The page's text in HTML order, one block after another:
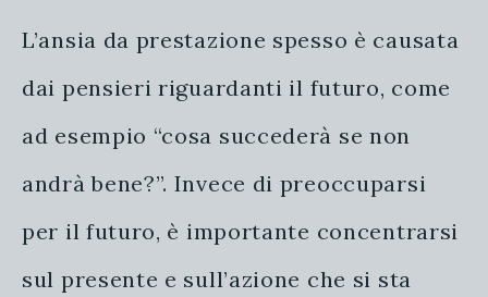
L’ansia da prestazione spesso è causata
dai pensieri riguardanti il futuro, come
ad esempio “cosa succederà se non
andrà bene?”. Invece di preoccuparsi
per il futuro, è importante concentrarsi
sul presente e sull’azione che si sta